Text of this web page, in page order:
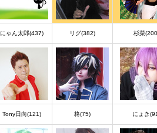
にゃん太郎(437) リグ(382) 杉菜
Tony日向(121) 柊(75) にょき